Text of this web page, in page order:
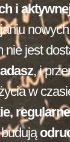
i
jest
, i
w